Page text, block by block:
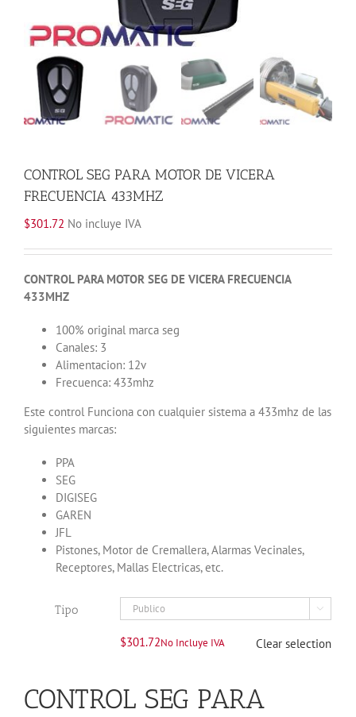
CONTROL SEG PARA MOTOR DE VICERA
FRECUENCIA 433MHZ
$301.72 No incluye IVA
CONTROL PARA MOTOR SEG DE VICERA FRECUENCIA
433MHZ
100% original marca seg
Canales: 3
Alimentacion: 12v
Frecuenca: 433mhz
Este control Funciona con cualquier sistema a 433mhz de las
siguientes marcas:
PPA
SEG
DIGISEG
GAREN
JFL
Pistones, Motor de Cremallera, Alarmas Vecinales,
Receptores, Mallas Electricas, etc.
Tipo 
$301.72No Incluye IVA Clear selection
CONTROL SEG PARA